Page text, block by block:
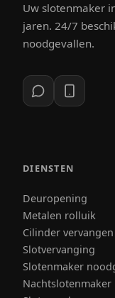
Uw slotenmaker
jaren. 24/7
noodgevallen.
DIENSTEN
Deuropening
Metalen rolluik
Cilinder vervangen
Slotvervanging
Slotenmaker
Nachtslotenmaker